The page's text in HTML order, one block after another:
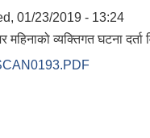
01/23/2019 - 13:24
व्यक्तिगत घटना दर्ता